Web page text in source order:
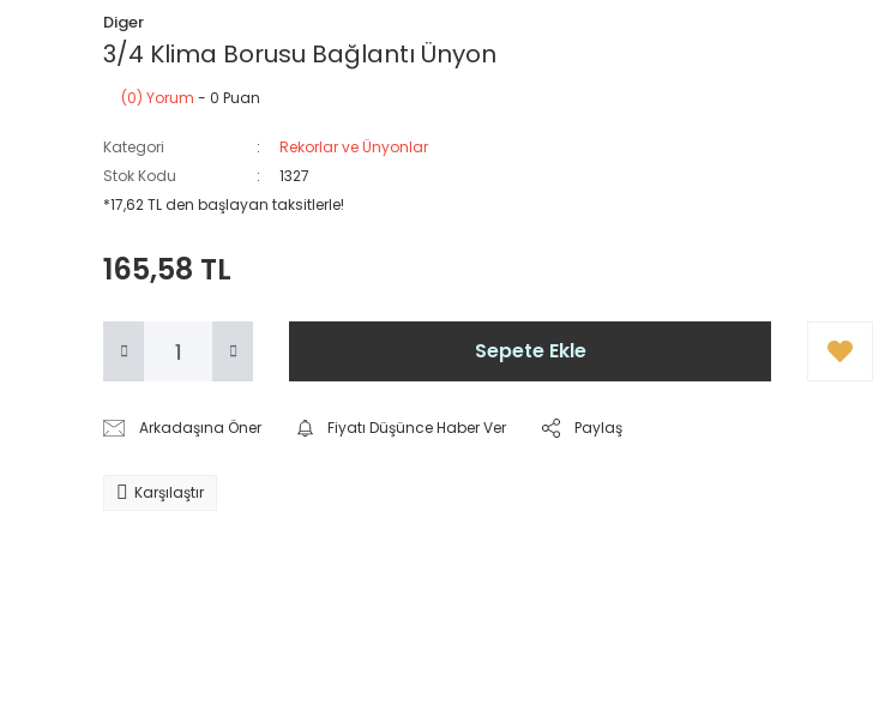
Diger
3/4 Klima Borusu Bağlantı Ünyon
(0) Yorum - 0 Puan
Kategori
Rekorlar ve Ünyonlar
Stok Kodu
1327
*17,62 TL den başlayan taksitlerle!
165,58 TL
Sepete Ekle
Arkadaşına Öner Fiyatı Düşünce Haber Ver Paylaş
Karşılaştır